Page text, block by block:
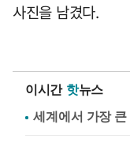
사진을 남겼다.
이시간 핫뉴스